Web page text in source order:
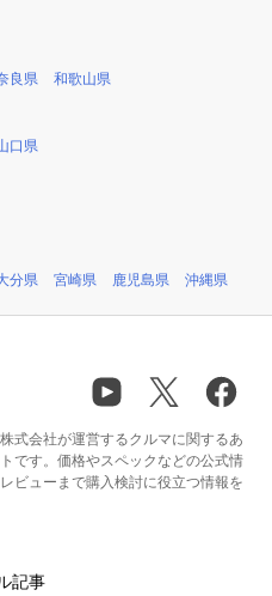
良県 和歌山県
口県
分県 宮崎県 鹿児島県 沖縄県
式会社が運営するクルマに関するあ
です。価格やスペックなどの公式情
ビューまで購入検討に役立つ情報を
記事